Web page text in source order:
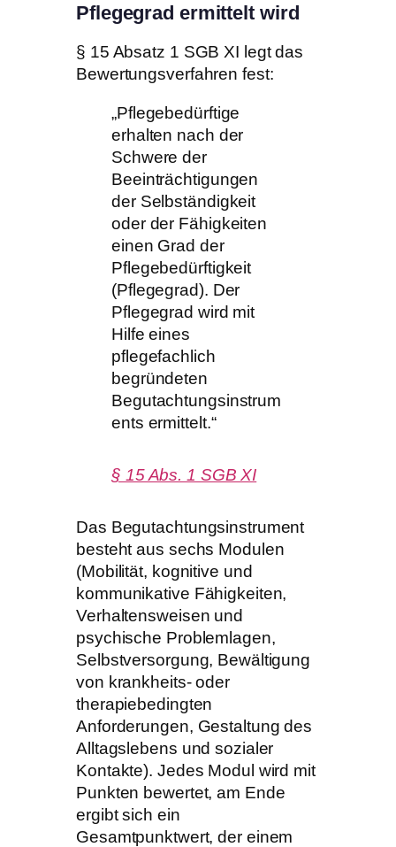
Pflegegrad ermittelt wird
§ 15 Absatz 1 SGB XI legt das
Bewertungsverfahren fest:
„Pflegebedürftige
erhalten nach der
Schwere der
Beeinträchtigungen
der Selbständigkeit
oder der Fähigkeiten
einen Grad der
Pflegebedürftigkeit
(Pflegegrad). Der
Pflegegrad wird mit
Hilfe eines
pflegefachlich
begründeten
Begutachtungsinstrum
ents ermittelt.“
§ 15 Abs. 1 SGB XI
Das Begutachtungsinstrument
besteht aus sechs Modulen
(Mobilität, kognitive und
kommunikative Fähigkeiten,
Verhaltensweisen und
psychische Problemlagen,
Selbstversorgung, Bewältigung
von krankheits- oder
therapiebedingten
Anforderungen, Gestaltung des
Alltagslebens und sozialer
Kontakte). Jedes Modul wird mit
Punkten bewertet, am Ende
ergibt sich ein
Gesamtpunktwert, der einem